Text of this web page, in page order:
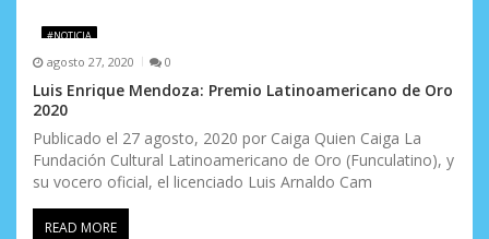
r
a
d
a
s
#NOTICIA
agosto 27, 2020 0
Luis Enrique Mendoza: Premio Latinoamericano de Oro
2020
Publicado el 27 agosto, 2020 por Caiga Quien Caiga La
Fundación Cultural Latinoamericano de Oro (Funculatino), y
su vocero oficial, el licenciado Luis Arnaldo Cam
READ MORE